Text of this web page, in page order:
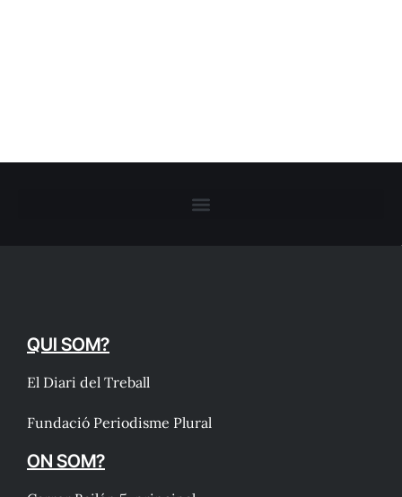
QUI SOM?
El Diari del Treball
Fundació Periodisme Plural
ON SOM?